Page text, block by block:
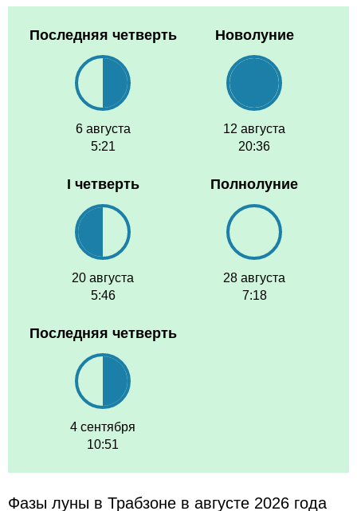
Последняя четверть
6 августа
5:21
Новолуние
12 августа
20:36
I четверть
20 августа
5:46
Полнолуние
28 августа
7:18
Последняя четверть
4 сентября
10:51
Фазы луны в Трабзоне в августе 2026 года